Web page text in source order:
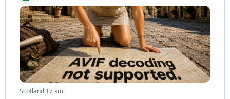
Scotland·17 km
Scotland·17 km